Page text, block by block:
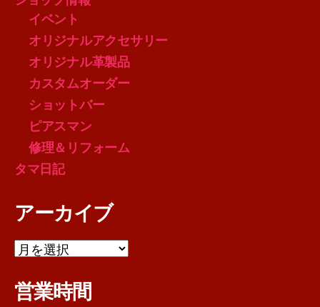
イベント
オリジナルアクセサリー
オリジナル革製品
カスタムオーダー
ショットバー
ピアスマン
修理＆リフォーム
タマ日記
アーカイブ
ア
イ
営業時間